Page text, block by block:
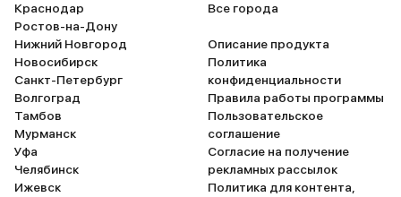
Краснодар
Ростов-на-Дону
Нижний Новгород
Новосибирск
Санкт-Петербург
Волгоград
Тамбов
Мурманск
Уфа
Челябинск
Ижевск
Все города
Описание продукта
Политика
конфиденциальности
Правила работы программы
Пользовательское
соглашение
Согласие на получение
рекламных рассылок
Политика для контента,